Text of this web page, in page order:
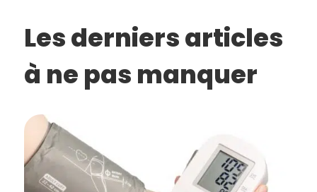
Les derniers articles
à ne pas manquer